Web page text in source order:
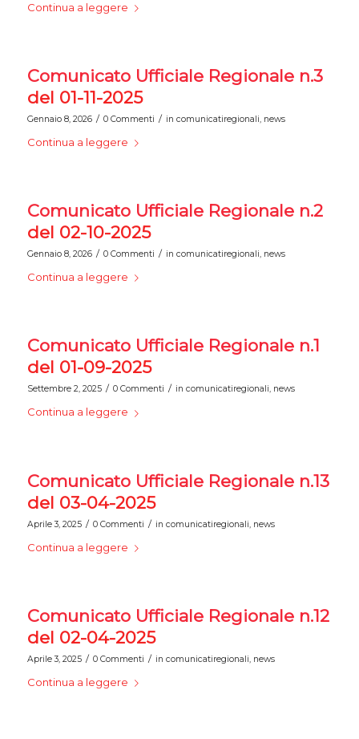
Continua a leggere
Comunicato Ufficiale Regionale n.3
del 01-11-2025
Gennaio 8, 2026 / 0 Commenti / in comunicatiregionali, news
Continua a leggere
Comunicato Ufficiale Regionale n.2
del 02-10-2025
Gennaio 8, 2026 / 0 Commenti / in comunicatiregionali, news
Continua a leggere
Comunicato Ufficiale Regionale n.1
del 01-09-2025
Settembre 2, 2025 / 0 Commenti / in comunicatiregionali, news
Continua a leggere
Comunicato Ufficiale Regionale n.13
del 03-04-2025
Aprile 3, 2025 / 0 Commenti / in comunicatiregionali news
Continua a leggere
Comunicato Ufficiale Regionale n.12
del 02-04-2025
Aprile 3, 2025 / 0 Commenti / in comunicatiregionali, news
Continua a leggere